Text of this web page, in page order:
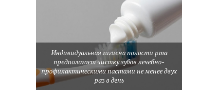
Индивидуальная гигиена полости рта
предполагает чистку зубов лечебно-
профилактическими пастами не менее двух
раз в день